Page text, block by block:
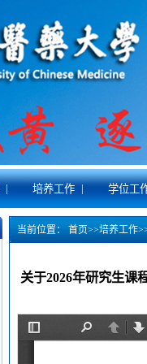
| 培养工作 | 学位工
当前位置： 首页>>培养工作
关于2026年研究生课